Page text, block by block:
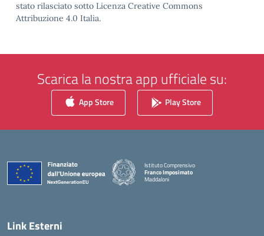
stato rilasciato sotto Licenza Creative Commons
Attribuzione 4.0 Italia.
Scarica la nostra app ufficiale su:
App Store Play Store
Istituto Comprensivo
Franco Imposimato
Maddaloni
Link Esterni